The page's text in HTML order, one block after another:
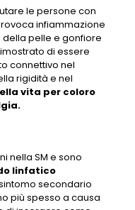
le persone con
infiammazione
pelle e gonfiore
di essere
connettivo nel
rigidità e nel
vita per coloro
nella SM e sono
linfatico
secondario
più spesso a causa